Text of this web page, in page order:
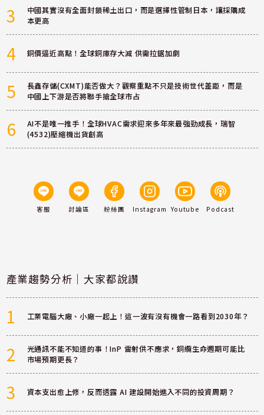
3
中國其實沒有全面封鎖稀土出口，而是選擇性管制日本，讓採購成
本更高
4 銅價逼近高點！全球銅庫存大減 供需拉鋸加劇
5
長鑫存儲(CXMT)能否做大？觀察重點不只是技術世代差距，而是
中國上下游是否將聯手搶全球市占
6
AI不是唯一推手！全球HVAC需求迎來多年來最強勁成長，瑞智
(4532)壓縮機出貨創高
客服 討論區 粉絲團 Instagram Youtube Podcast
產業趨勢分析｜大家都說讚
1 工業電腦大廠、小廠一起上！這一波有沒有機會一路看到2030年？
2
光通訊不能不知道的事！InP 雷射供不應求，銅纜生命週期可能比
市場預期更長？
3 資本支出愈上修，反而透露 AI 建設開始進入不同的投資周期？